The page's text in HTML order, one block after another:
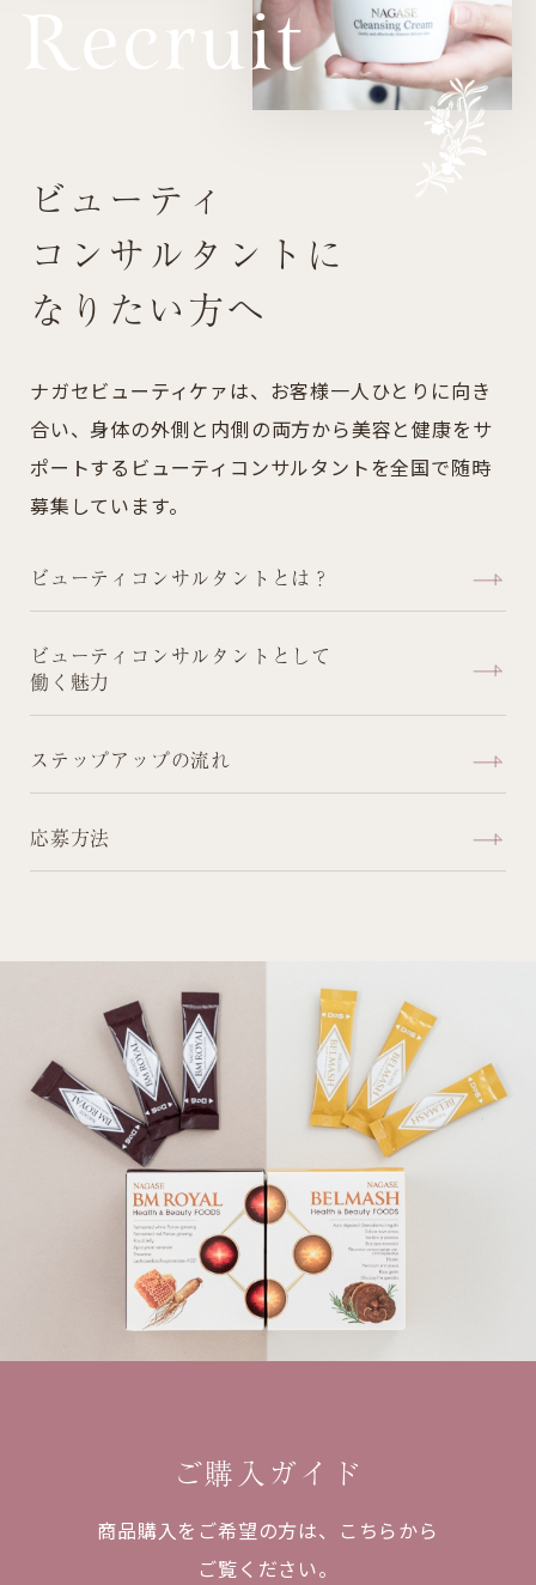
Recruit
ビューティ
コンサルタントに
なりたい方へ
ナガセビューティケァは、お客様一人ひとりに向き
合い、身体の外側と内側の両方から美容と健康をサ
ポートするビューティコンサルタントを全国で随時
募集しています。
ビューティコンサルタントとは？
ビューティコンサルタントとして
働く魅力
ステップアップの流れ
応募方法
ご購入ガイド
商品購入をご希望の方は、
こちらから
ご覧ください。